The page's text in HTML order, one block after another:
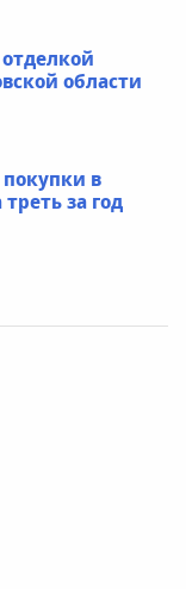
области
в
за год